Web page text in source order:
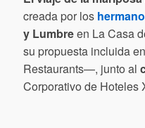
creada por los
y Lumbreen La Casa
su propuesta incluida
Restaurants—, junto al
Corporativo de Hoteles